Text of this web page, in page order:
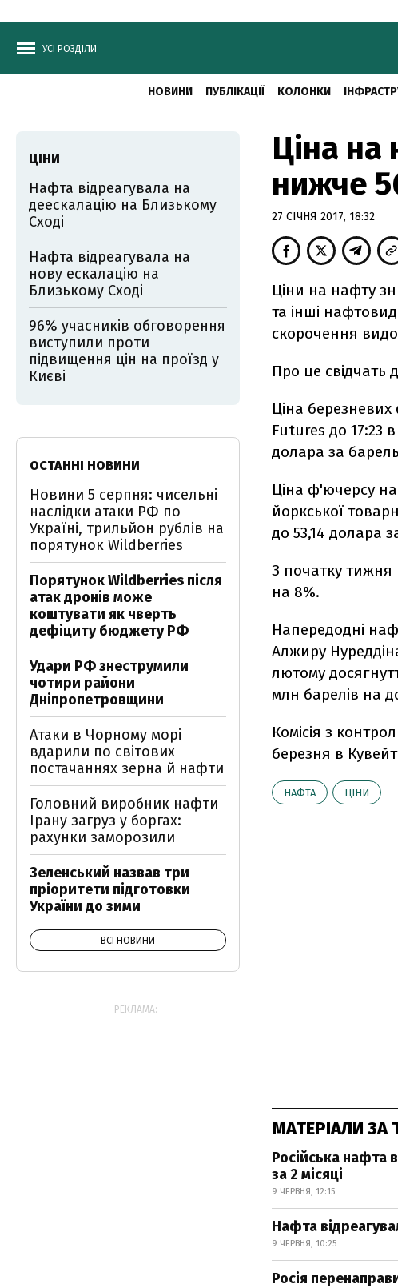
УСІ РОЗДІЛИ
НОВИНИ ПУБЛІКАЦІЇ КОЛОНКИ
Ціна на
нижче
27 СІЧНЯ 2017, 18:32
Ціни на нафту
та інші
скорочення
Про це свідчать
Ціна
Futures до 17:23
долара за
Ціна ф'ючерсу
йоркської
до 53,14 долара
З початку
на 8%.
Напередодні
Алжиру
лютому
млн барелів на
Комісія з
березня в
НАФТА ЦІНИ
МАТЕРІАЛИ
Російська нафта
за 2 місяці
9 ЧЕРВНЯ, 12:15
Нафта
9 ЧЕРВНЯ, 10:25
Росія
ЦІНИ
Нафта відреагувала на
деескалацію на Близькому
Сході
Нафта відреагувала на
нову ескалацію на
Близькому Сході
96% учасників обговорення
виступили проти
підвищення цін на проїзд у
Києві
ОСТАННІ НОВИНИ
Новини 5 серпня: чисельні
наслідки атаки РФ по
Україні, трильйон рублів на
порятунок Wildberries
Порятунок Wildberries після
атак дронів може
коштувати як чверть
дефіциту бюджету РФ
Удари РФ знеструмили
чотири райони
Дніпропетровщини
Атаки в Чорному морі
вдарили по світових
постачаннях зерна й нафти
Головний виробник нафти
Ірану загруз у боргах:
рахунки заморозили
Зеленський назвав три
пріоритети підготовки
України до зими
ВСІ НОВИНИ
РЕКЛАМА: